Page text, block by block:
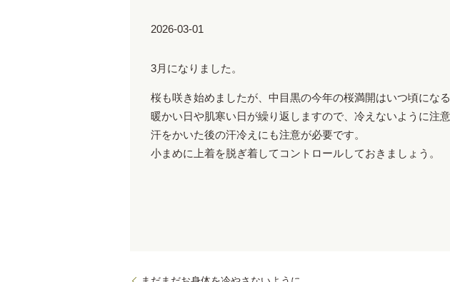
2026-03-01
3月になりました。
桜も咲き始めましたが、中目黒の今年の桜満開はいつ頃になる
暖かい日や肌寒い日が繰り返しますので、冷えないように注意
汗をかいた後の汗冷えにも注意が必要です。
小まめに上着を脱ぎ着してコントロールしておきましょう。